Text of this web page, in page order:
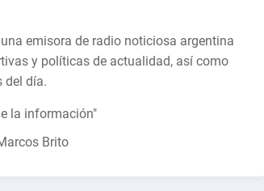
emisora ​​de radio noticiosa argentina
y políticas de actualidad, así como
del día.
la información"
Brito